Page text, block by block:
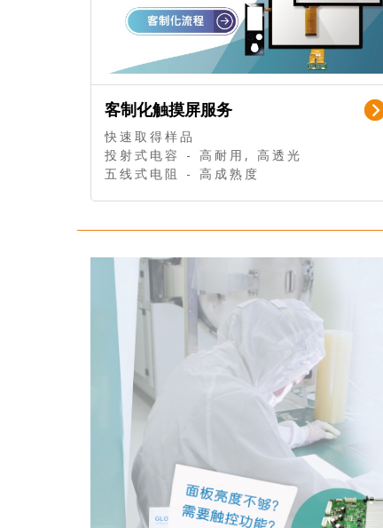
客制化触摸屏服务
快速取得样品
投射式电容 - 高耐用, 高透光
五线式电阻 - 高成熟度